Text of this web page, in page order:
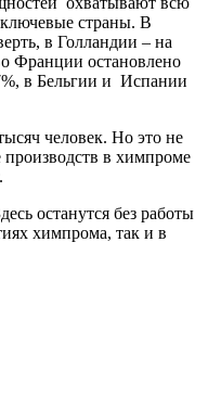
страны. В
в Голландии – на
Франции остановлено
в Бельгии и Испании
человек. Но это не
в химпроме
останутся без работы
химпрома, так и в